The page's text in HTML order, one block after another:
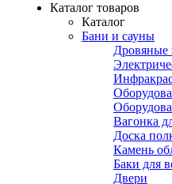
Каталог товаров
Каталог
Бани и сауны
Дровяные
Вагонка
Доска
Камень
Баки для
Двери